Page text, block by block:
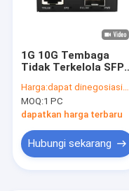
1G 10G Tembaga
Tidak Terkelola SFP
Serat Ethernet
DC12V Dengan DIP
Harga:dapat dinegosiasikan
MOQ:1 PC
dapatkan harga terbaru
Hubungi sekarang